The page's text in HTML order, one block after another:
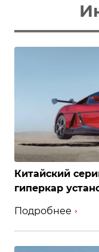
Китайский
гиперкар
Подробнее